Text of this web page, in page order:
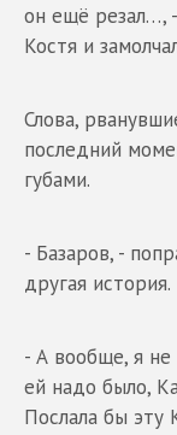
он ещё резал…,
Костя и
Слова,
последний
губами.
- Базаров, -
другая история.
- А вообще, я не
ей надо было,
Послала бы эту